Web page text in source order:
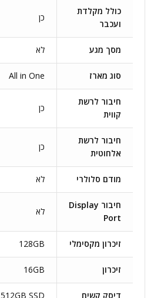
כולל מקלדת
ועכבר
כן
מסך מגע לא
סוג מארז All in One
חיבור לרשת
קווית
כן
חיבור לרשת
אלחוטית
כן
מודם סלולרי לא
חיבור Display
Port
לא
זיכרון מקסימלי 128GB
זיכרון 16GB
דיסק קשיח 512GB SSD